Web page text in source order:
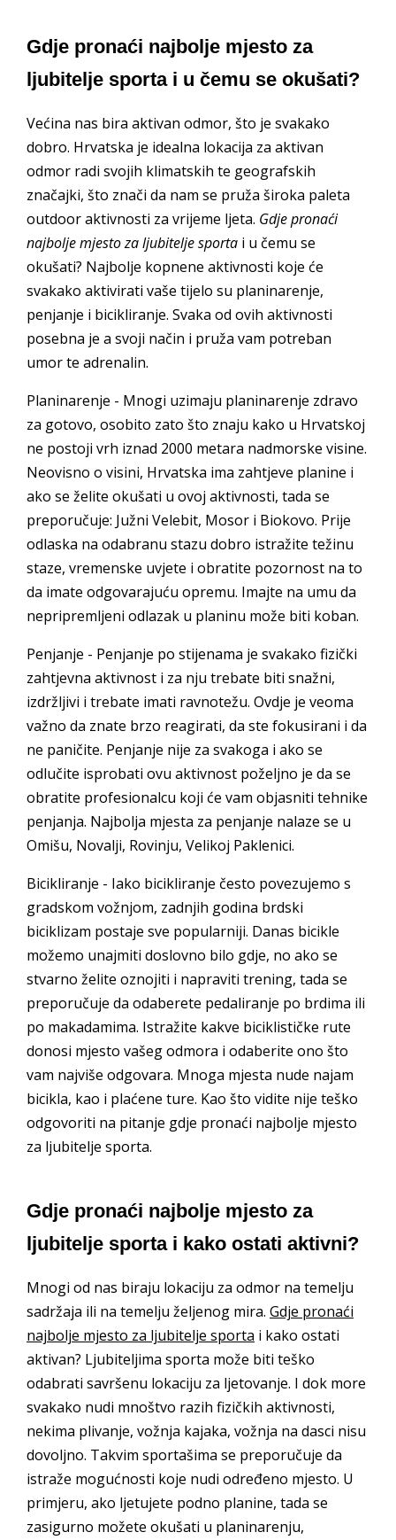
Gdje pronaći najbolje mjesto za
ljubitelje sporta i u čemu se okušati?
Većina nas bira aktivan odmor, što je svakako
dobro. Hrvatska je idealna lokacija za aktivan
odmor radi svojih klimatskih te geografskih
značajki, što znači da nam se pruža široka paleta
outdoor aktivnosti za vrijeme ljeta. Gdje pronaći
najbolje mjesto za ljubitelje sporta i u čemu se
okušati? Najbolje kopnene aktivnosti koje će
svakako aktivirati vaše tijelo su planinarenje,
penjanje i bicikliranje. Svaka od ovih aktivnosti
posebna je a svoji način i pruža vam potreban
umor te adrenalin.
Planinarenje - Mnogi uzimaju planinarenje zdravo
za gotovo, osobito zato što znaju kako u Hrvatskoj
ne postoji vrh iznad 2000 metara nadmorske visine.
Neovisno o visini, Hrvatska ima zahtjeve planine i
ako se želite okušati u ovoj aktivnosti, tada se
preporučuje: Južni Velebit, Mosor i Biokovo. Prije
odlaska na odabranu stazu dobro istražite težinu
staze, vremenske uvjete i obratite pozornost na to
da imate odgovarajuću opremu. Imajte na umu da
nepripremljeni odlazak u planinu može biti koban.
Penjanje - Penjanje po stijenama je svakako fizički
zahtjevna aktivnost i za nju trebate biti snažni,
izdržljivi i trebate imati ravnotežu. Ovdje je veoma
važno da znate brzo reagirati, da ste fokusirani i da
ne paničite. Penjanje nije za svakoga i ako se
odlučite isprobati ovu aktivnost poželjno je da se
obratite profesionalcu koji će vam objasniti tehnike
penjanja. Najbolja mjesta za penjanje nalaze se u
Omišu, Novalji, Rovinju, Velikoj Paklenici.
Bicikliranje - Iako bicikliranje često povezujemo s
gradskom vožnjom, zadnjih godina brdski
biciklizam postaje sve popularniji. Danas bicikle
možemo unajmiti doslovno bilo gdje, no ako se
stvarno želite oznojiti i napraviti trening, tada se
preporučuje da odaberete pedaliranje po brdima ili
po makadamima. Istražite kakve biciklističke rute
donosi mjesto vašeg odmora i odaberite ono što
vam najviše odgovara. Mnoga mjesta nude najam
bicikla, kao i plaćene ture. Kao što vidite nije teško
odgovoriti na pitanje gdje pronaći najbolje mjesto
za ljubitelje sporta.
Gdje pronaći najbolje mjesto za
ljubitelje sporta i kako ostati aktivni?
Mnogi od nas biraju lokaciju za odmor na temelju
sadržaja ili na temelju željenog mira. Gdje pronaći
najbolje mjesto za ljubitelje sporta i kako ostati
aktivan? Ljubiteljima sporta može biti teško
odabrati savršenu lokaciju za ljetovanje. I dok more
svakako nudi mnoštvo razih fizičkih aktivnosti,
nekima plivanje, vožnja kajaka, vožnja na dasci nisu
dovoljno. Takvim sportašima se preporučuje da
istraže mogućnosti koje nudi određeno mjesto. U
primjeru, ako ljetujete podno planine, tada se
zasigurno možete okušati u planinarenju,